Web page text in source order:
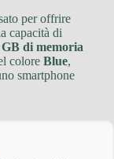
per offrire
capacità di
GB di memoria
colore Blue,
smartphone